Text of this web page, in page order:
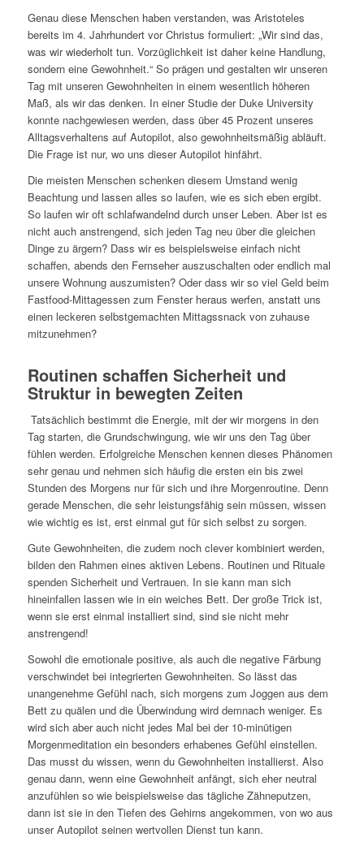
Genau diese Menschen haben verstanden, was Aristoteles
bereits im 4. Jahrhundert vor Christus formuliert: „Wir sind das,
was wir wiederholt tun. Vorzüglichkeit ist daher keine Handlung,
sondern eine Gewohnheit.“ So prägen und gestalten wir unseren
Tag mit unseren Gewohnheiten in einem wesentlich höheren
Maß, als wir das denken. In einer Studie der Duke University
konnte nachgewiesen werden, dass über 45 Prozent unseres
Alltagsverhaltens auf Autopilot, also gewohnheitsmäßig abläuft.
Die Frage ist nur, wo uns dieser Autopilot hinfährt.
Die meisten Menschen schenken diesem Umstand wenig
Beachtung und lassen alles so laufen, wie es sich eben ergibt.
So laufen wir oft schlafwandelnd durch unser Leben. Aber ist es
nicht auch anstrengend, sich jeden Tag neu über die gleichen
Dinge zu ärgern? Dass wir es beispielsweise einfach nicht
schaffen, abends den Fernseher auszuschalten oder endlich mal
unsere Wohnung auszumisten? Oder dass wir so viel Geld beim
Fastfood-Mittagessen zum Fenster heraus werfen, anstatt uns
einen leckeren selbstgemachten Mittagssnack von zuhause
mitzunehmen?
Routinen schaffen Sicherheit und
Struktur in bewegten Zeiten
Tatsächlich bestimmt die Energie, mit der wir morgens in den
Tag starten, die Grundschwingung, wie wir uns den Tag über
fühlen werden. Erfolgreiche Menschen kennen dieses Phänomen
sehr genau und nehmen sich häufig die ersten ein bis zwei
Stunden des Morgens nur für sich und ihre Morgenroutine. Denn
gerade Menschen, die sehr leistungsfähig sein müssen, wissen
wie wichtig es ist, erst einmal gut für sich selbst zu sorgen.
Gute Gewohnheiten, die zudem noch clever kombiniert werden,
bilden den Rahmen eines aktiven Lebens. Routinen und Rituale
spenden Sicherheit und Vertrauen. In sie kann man sich
hineinfallen lassen wie in ein weiches Bett. Der große Trick ist,
wenn sie erst einmal installiert sind, sind sie nicht mehr
anstrengend!
Sowohl die emotionale positive, als auch die negative Färbung
verschwindet bei integrierten Gewohnheiten. So lässt das
unangenehme Gefühl nach, sich morgens zum Joggen aus dem
Bett zu quälen und die Überwindung wird demnach weniger. Es
wird sich aber auch nicht jedes Mal bei der 10-minütigen
Morgenmeditation ein besonders erhabenes Gefühl einstellen.
Das musst du wissen, wenn du Gewohnheiten installierst. Also
genau dann, wenn eine Gewohnheit anfängt, sich eher neutral
anzufühlen so wie beispielsweise das tägliche Zähneputzen,
dann ist sie in den Tiefen des Gehirns angekommen, von wo aus
unser Autopilot seinen wertvollen Dienst tun kann.